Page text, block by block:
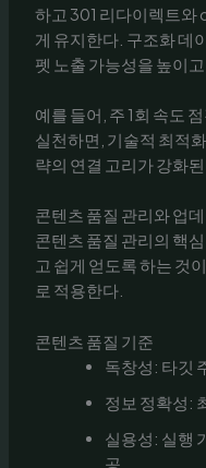
하고 301 리다이렉트와
게 유지한다. 구조화 데
펫 노출 가능성을 높이
예를 들어, 주 1회 속도
실천하면, 기술적 최적
략의 연결 고리가 강화된
콘텐츠 품질 관리와 업
콘텐츠 품질 관리의 핵
고 쉽게 얻도록 하는 것
로 적용한다.
콘텐츠 품질 기준
독창성: 타깃
정보 정확성:
실용성: 실행
공